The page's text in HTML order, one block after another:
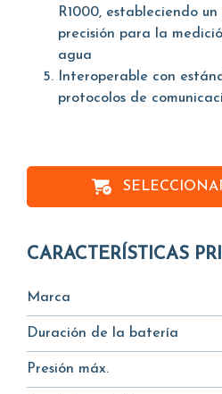
R1000, estableciendo
precisión para la
agua
Interoperable con
protocolos de
CARACTERÍSTICAS
Marca
Duración de la batería
Presión máx.